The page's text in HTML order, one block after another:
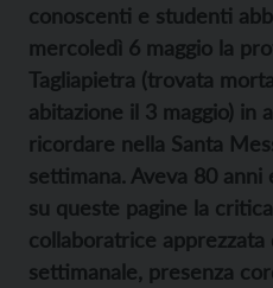
conoscenti e studenti
mercoledì 6 maggio la
Tagliapietra (trovata
abitazione il 3 maggio) in
ricordare nella Santa
settimana. Aveva 80
su queste pagine la
collaboratrice
settimanale, presenza